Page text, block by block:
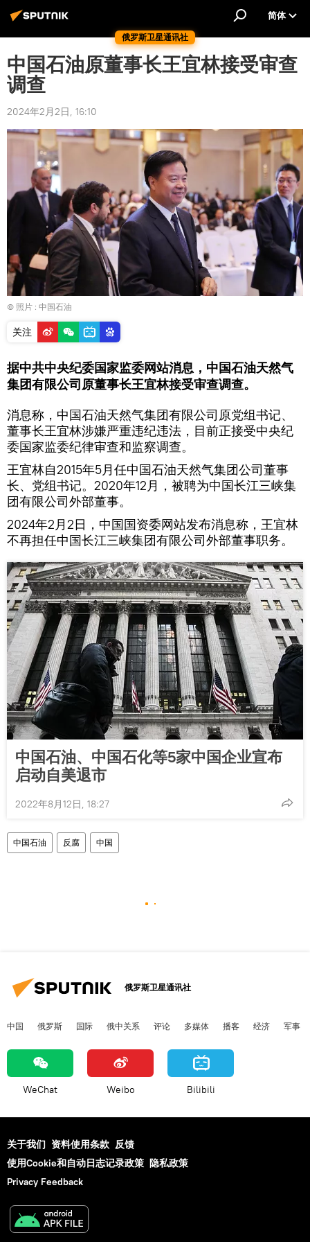
俄罗斯卫星通讯社
简体
中国石油原董事长王宜林接受审查
调查
2024年2月2日, 16:10
© 照片 : 中国石油
关注
据中共中央纪委国家监委网站消息，中国石油天然气
集团有限公司原董事长王宜林接受审查调查。
消息称，中国石油天然气集团有限公司原党组书记、
董事长王宜林涉嫌严重违纪违法，目前正接受中央纪
委国家监委纪律审查和监察调查。
王宜林自2015年5月任中国石油天然气集团公司董事
长、党组书记。2020年12月，被聘为中国长江三峡集
团有限公司外部董事。
2024年2月2日，中国国资委网站发布消息称，王宜林
不再担任中国长江三峡集团有限公司外部董事职务。
中国石油、中国石化等5家中国企业宣布
启动自美退市
2022年8月12日, 18:27
中国石油 反腐 中国
俄罗斯卫星通讯社
中国 俄罗斯 国际 俄中关系 评论 多媒体 播客 经济 军事
WeChat Weibo Bilibili
关于我们 资料使用条款 反馈
使用Cookie和自动日志记录政策 隐私政策
Privacy Feedback